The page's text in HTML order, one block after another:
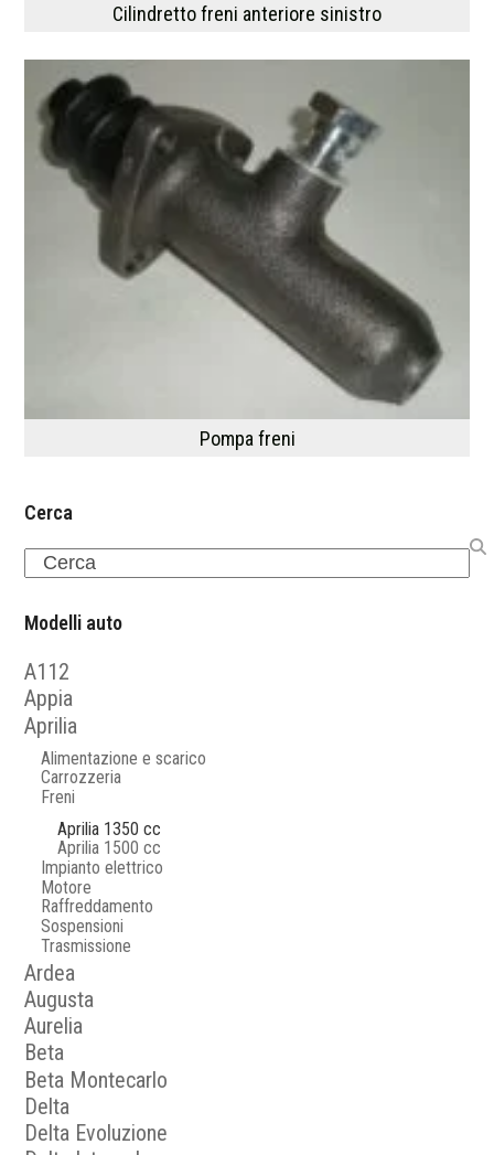
Cilindretto freni anteriore sinistro
Pompa freni
Cerca
Search
Modelli auto
A112
Appia
Aprilia
Alimentazione e scarico
Carrozzeria
Freni
Aprilia 1350 cc
Aprilia 1500 cc
Impianto elettrico
Motore
Raffreddamento
Sospensioni
Trasmissione
Ardea
Augusta
Aurelia
Beta
Beta Montecarlo
Delta
Delta Evoluzione